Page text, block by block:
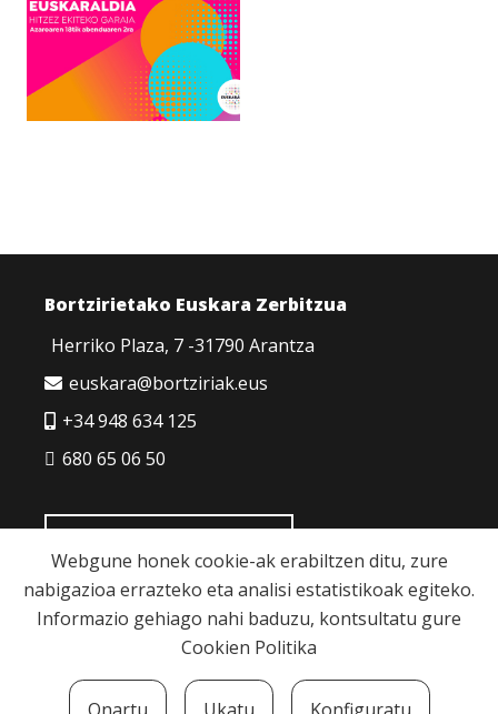
Bortzirietako Euskara Zerbitzua
Herriko Plaza, 7 -31790 Arantza
euskara@bortziriak.eus
+34 948 634 125
680 65 06 50
Cookie politika | Pribatutasun politika | Lege
Webgune honek cookie-ak erabiltzen ditu, zure
nabigazioa errazteko eta analisi estatistikoak egiteko.
Informazio gehiago nahi baduzu, kontsultatu gure
Cookien Politika